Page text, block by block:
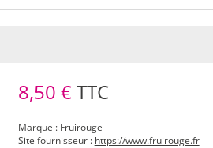
8,50 €TTC
Marque : Fruirouge
Site fournisseur : https://www.fruirouge.fr